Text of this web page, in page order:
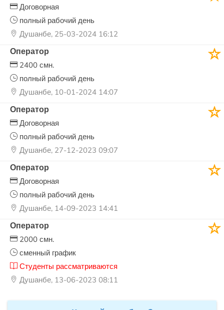
Договорная
полный рабочий день
Душанбе, 25-03-2024 16:12
Оператор
2400 смн.
полный рабочий день
Душанбе, 10-01-2024 14:07
Оператор
Договорная
полный рабочий день
Душанбе, 27-12-2023 09:07
Оператор
Договорная
полный рабочий день
Душанбе, 14-09-2023 14:41
Оператор
2000 смн.
сменный график
Студенты рассматриваются
Душанбе, 13-06-2023 08:11